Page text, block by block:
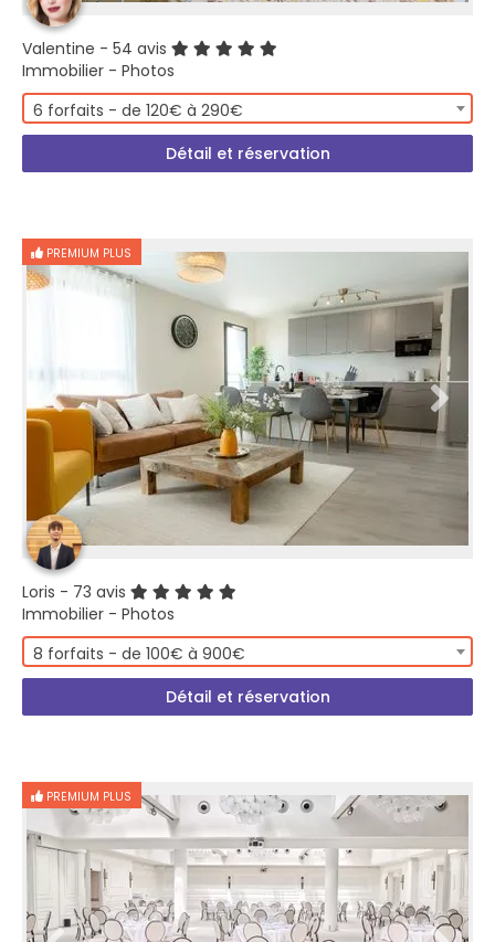
Valentine - 54 avis
Immobilier - Photos
6 forfaits - de 120€ à 290€
Détail et réservation
PREMIUM PLUS
Loris - 73 avis
Immobilier - Photos
8 forfaits - de 100€ à 900€
Détail et réservation
PREMIUM PLUS